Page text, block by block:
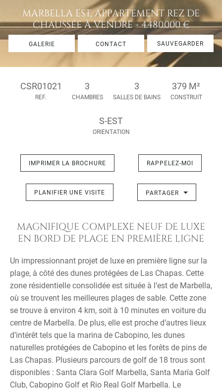
MARBELLA EST, APPARTEMENT REZ DE
CHAUSSÉE À VENDRE - 4.480.000 €
GALERIE CONTACT SAUVEGARDER
CSR01021
REF.
3
CHAMBRES
3
SALLES DE BAINS
379 M²
CONSTRUIT
S-EST
ORIENTATION
IMPRIMER LA BROCHURE RAPPELEZ-MOI
PLANIFIER UNE VISITE PARTAGER
MAGNIFIQUE COMPLEXE NEUF DE LUXE
EN BORD DE PLAGE EN PREMIÈRE LIGNE
Un impressionnant projet de luxe en première ligne sur la
plage, à côté des dunes protégées de Las Chapas. Cette
zone résidentielle consolidée est située à l’est de Marbella,
où se trouvent les meilleures plages de sable. Cette zone
se trouve à environ 4 km, soit à 10 minutes en voiture du
centre de Marbella. De plus, elle est proche d’autres lieux
d’intérêt tels que la marina de Cabopino, les dunes
naturelles protégées de Cabopino et les forêts de pins de
Las Chapas. Plusieurs parcours de golf de 18 trous sont
disponibles : Santa Clara Golf Marbella, Santa María Golf
Club, Cabopino Golf et Rio Real Golf Marbella. Le